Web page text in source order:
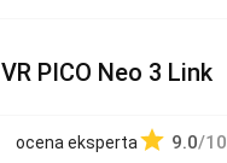
VR PICO Neo 3 Link
ocena eksperta 9.0/10